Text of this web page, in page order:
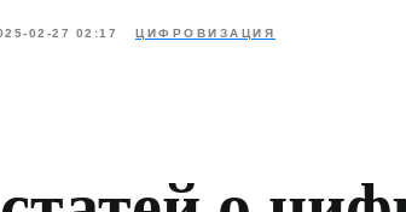
02-27 02:17 ЦИФРОВИЗАЦИЯ